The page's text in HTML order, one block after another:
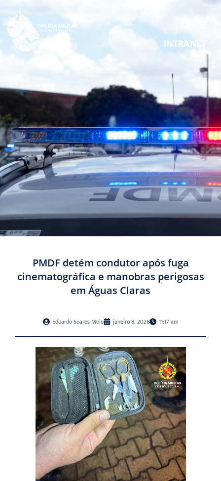
INTRANET
PMDF detém condutor após fuga
cinematográfica e manobras perigosas
em Águas Claras
Eduardo Soares Melo janeiro 8, 2026 11:17 am